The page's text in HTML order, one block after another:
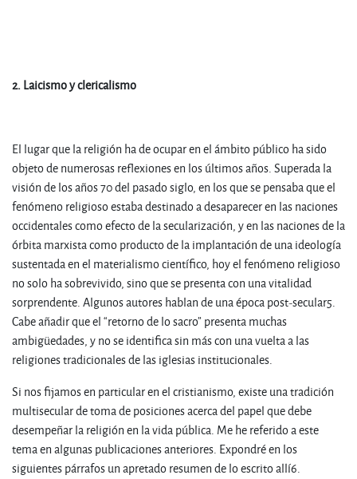
2. Laicismo y clericalismo
El lugar que la religión ha de ocupar en el ámbito público ha sido
objeto de numerosas reflexiones en los últimos años. Superada la
visión de los años 70 del pasado siglo, en los que se pensaba que el
fenómeno religioso estaba destinado a desaparecer en las naciones
occidentales como efecto de la secularización, y en las naciones de la
órbita marxista como producto de la implantación de una ideología
sustentada en el materialismo científico, hoy el fenómeno religioso
no solo ha sobrevivido, sino que se presenta con una vitalidad
sorprendente. Algunos autores hablan de una época post-secular5.
Cabe añadir que el “retorno de lo sacro” presenta muchas
ambigüedades, y no se identifica sin más con una vuelta a las
religiones tradicionales de las iglesias institucionales.
Si nos fijamos en particular en el cristianismo, existe una tradición
multisecular de toma de posiciones acerca del papel que debe
desempeñar la religión en la vida pública. Me he referido a este
tema en algunas publicaciones anteriores. Expondré en los
siguientes párrafos un apretado resumen de lo escrito allí6.